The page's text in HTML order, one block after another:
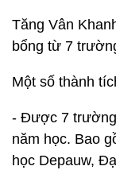
Tăng Vân
bổng từ 7
Một số thành
- Được 7
năm học. Bao
học Depauw,